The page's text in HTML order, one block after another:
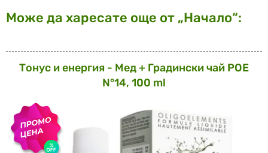
Може да харесате още от „Начало“:
Тонус и енергия - Мед + Градински чай POE
N°14, 100 ml